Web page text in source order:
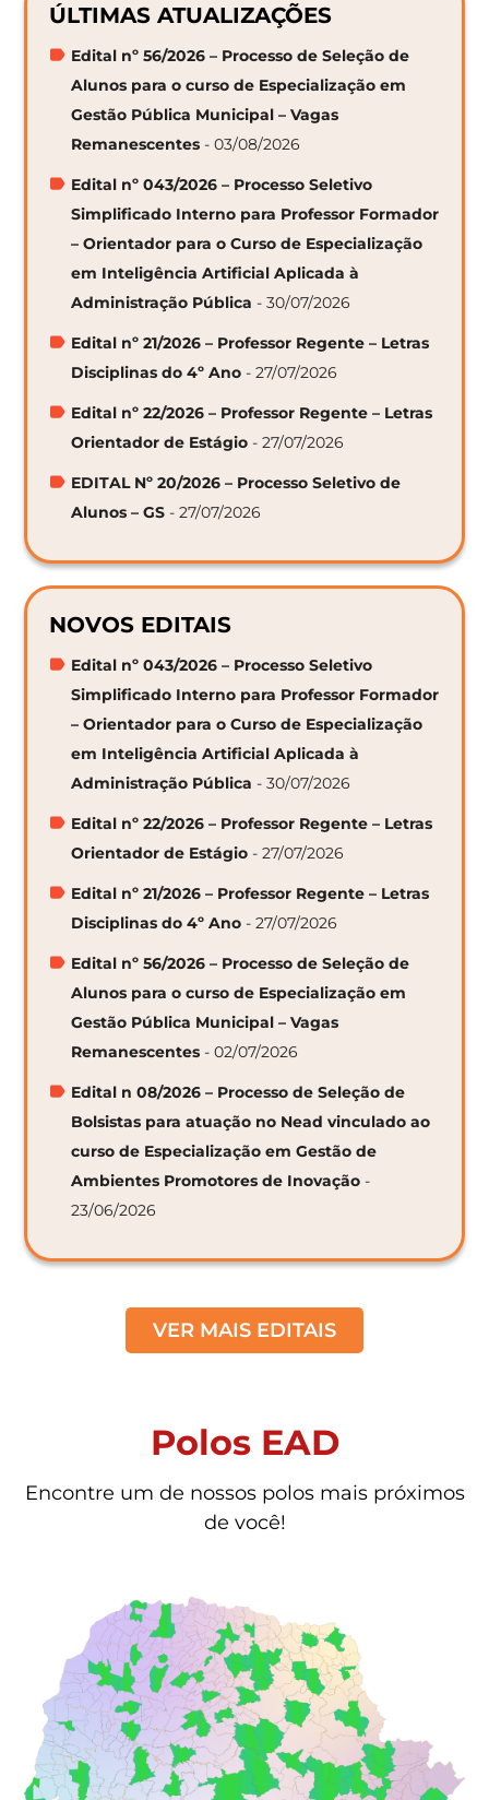
ÚLTIMAS ATUALIZAÇÕES
Edital nº 56/2026 – Processo de Seleção de
Alunos para o curso de Especialização em
Gestão Pública Municipal – Vagas
Remanescentes - 03/08/2026
Edital nº 043/2026 – Processo Seletivo
Simplificado Interno para Professor Formador
– Orientador para o Curso de Especialização
em Inteligência Artificial Aplicada à
Administração Pública - 30/07/2026
Edital nº 21/2026 – Professor Regente – Letras
Disciplinas do 4º Ano - 27/07/2026
Edital nº 22/2026 – Professor Regente – Letras
Orientador de Estágio - 27/07/2026
EDITAL Nº 20/2026 – Processo Seletivo de
Alunos – GS - 27/07/2026
NOVOS EDITAIS
Edital nº 043/2026 – Processo Seletivo
Simplificado Interno para Professor Formador
– Orientador para o Curso de Especialização
em Inteligência Artificial Aplicada à
Administração Pública - 30/07/2026
Edital nº 22/2026 – Professor Regente – Letras
Orientador de Estágio - 27/07/2026
Edital nº 21/2026 – Professor Regente – Letras
Disciplinas do 4º Ano - 27/07/2026
Edital nº 56/2026 – Processo de Seleção de
Alunos para o curso de Especialização em
Gestão Pública Municipal – Vagas
Remanescentes - 02/07/2026
Edital n 08/2026 – Processo de Seleção de
Bolsistas para atuação no Nead vinculado ao
curso de Especialização em Gestão de
Ambientes Promotores de Inovação -
23/06/2026
VER MAIS EDITAIS
Polos EAD
Encontre um de nossos polos mais próximos
de você!